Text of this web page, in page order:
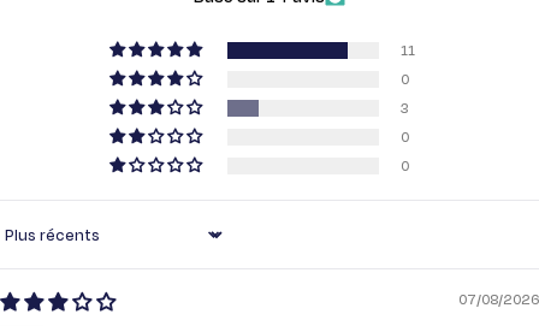
11
0
3
0
0
Sort by
07/08/2026